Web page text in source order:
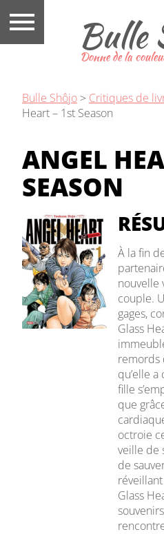
Bulle
Donne de la
Bulle Shôjo > Critiques de
Heart – 1st Season
ANGEL
SEASON
À la fin
nouvelle
couple.
gages,
Glass
remords
qu’elle
fille
que
octroie
veille de
de
Glass